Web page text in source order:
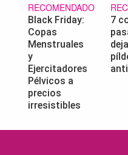
RECOMENDADO
Black Friday:
Copas
Menstruales
y
Ejercitadores
Pélvicos a
precios
irresistibles
7